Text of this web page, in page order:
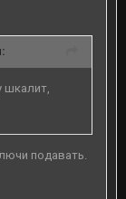
шкалит,
подавать.